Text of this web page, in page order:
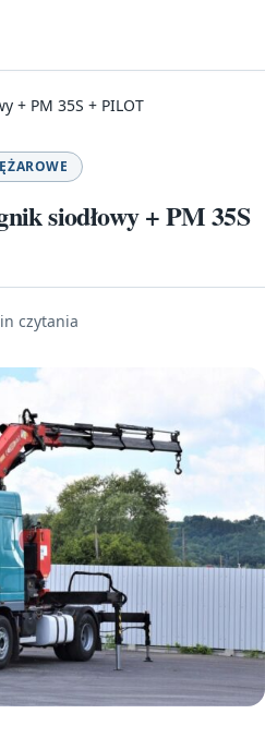
+ PM 35S + PILOT
siodłowy + PM 35S
czytania